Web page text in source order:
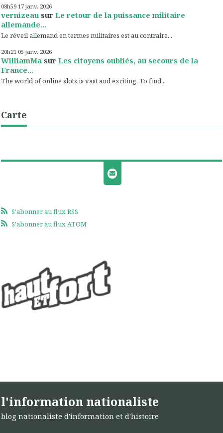
08h59 17 janv. 2026
vernizeau sur Le retour de la puissance militaire
allemande...
Le réveil allemand en termes militaires est au contraire...
20h21 05 janv. 2026
WilliamMa sur Les citoyens oubliés, au secours de la
France...
The world of online slots is vast and exciting. To find...
Carte
S'abonner au flux RSS
S'abonner au flux ATOM
l'information nationaliste
blog nationaliste d'information et d'histoire